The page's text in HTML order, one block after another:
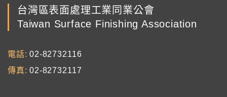
台灣區表面處理工業同業公會
Taiwan Surface Finishing Association
電話
02-82732116
傳真
02-82732117